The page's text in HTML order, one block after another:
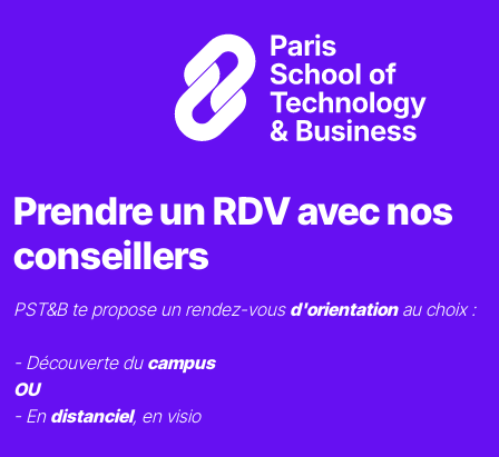
Prendre un RDV avec nos
conseillers
PST&B te propose un rendez-vous d'orientationau choix :
- Découverte du campus
OU
- En distanciel, en visio